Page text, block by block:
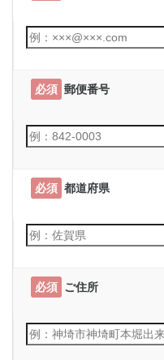
必須 郵便番号
必須 都道府県
必須 ご住所